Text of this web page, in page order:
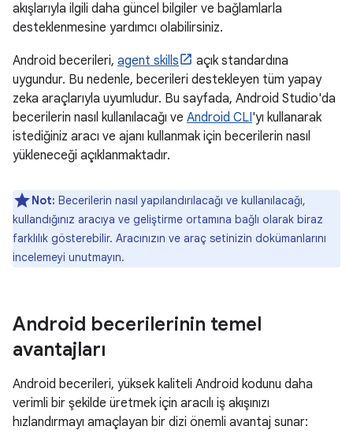
akışlarıyla ilgili daha güncel bilgiler ve bağlamlarla
desteklenmesine yardımcı olabilirsiniz.
Android becerileri, agent skills
açık standardına
uygundur. Bu nedenle, becerileri destekleyen tüm yapay
zeka araçlarıyla uyumludur. Bu sayfada, Android Studio'da
becerilerin nasıl kullanılacağı ve Android CLI'yı kullanarak
istediğiniz aracı ve ajanı kullanmak için becerilerin nasıl
yükleneceği açıklanmaktadır.
Not: Becerilerin nasıl yapılandırılacağı ve kullanılacağı,
kullandığınız aracıya ve geliştirme ortamına bağlı olarak biraz
farklılık gösterebilir. Aracınızın ve araç setinizin dokümanlarını
incelemeyi unutmayın.
Android becerilerinin temel
avantajları
Android becerileri, yüksek kaliteli Android kodunu daha
verimli bir şekilde üretmek için aracılı iş akışınızı
hızlandırmayı amaçlayan bir dizi önemli avantaj sunar: